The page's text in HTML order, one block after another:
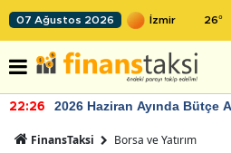
07 Ağustos 2026 26°
22:26 2026 Haziran Ayında Bütçe
FinansTaksi Borsa ve Yatırım